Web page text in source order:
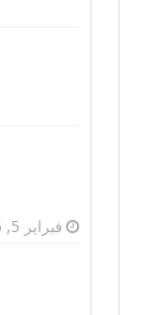
فبراير 5, 2025